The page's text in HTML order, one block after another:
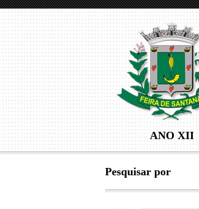
ANO XII
Pesquisar por